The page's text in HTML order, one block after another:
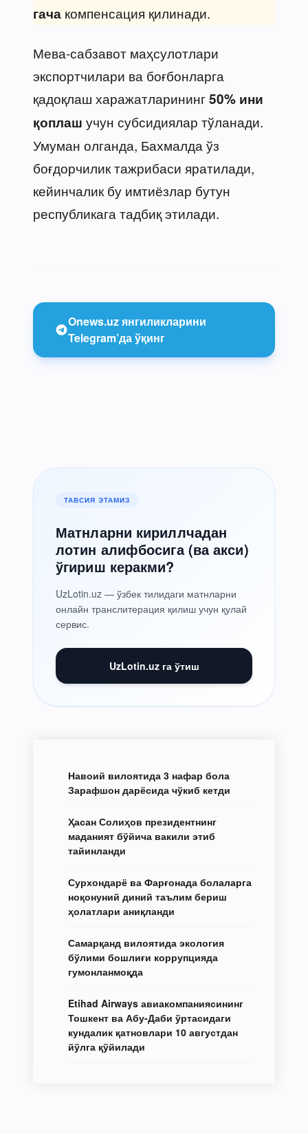
гача компенсация қилинади.
Мева-сабзавот маҳсулотлари
экспортчилари ва боғбонларга
қадоқлаш харажатларининг50% ини
қоплаш учун субсидиялар тўланади.
Умуман олганда, Бахмалда ўз
боғдорчилик тажрибаси яратилади,
кейинчалик бу имтиёзлар бутун
республикага тадбиқ этилади.
Onews.uz янгиликларини
Telegram’да ўқинг
ТАВСИЯ ЭТАМИЗ
Матнларни кириллчадан
лотин алифбосига (ва акси)
ўгириш керакми?
UzLotin.uz — ўзбек тилидаги матнларни
онлайн транслитерация қилиш учун қулай
сервис.
UzLotin.uz га ўтиш
Навоий вилоятида 3 нафар бола
Зарафшон дарёсида чўкиб кетди
Ҳасан Солиҳов президентнинг
маданият бўйича вакили этиб
тайинланди
Сурхондарё ва Фарғонада болаларга
ноқонуний диний таълим бериш
ҳолатлари аниқланди
Самарқанд вилоятида экология
бўлими бошлиғи коррупцияда
гумонланмоқда
Etihad Airways авиакомпаниясининг
Тошкент ва Абу-Даби ўртасидаги
кундалик қатновлари 10 августдан
йўлга қўйилади